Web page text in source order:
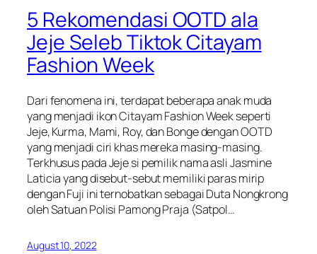
5 Rekomendasi OOTD ala
Jeje Seleb Tiktok Citayam
Fashion Week
Dari fenomena ini, terdapat beberapa anak muda
yang menjadi ikon Citayam Fashion Week seperti
Jeje, Kurma, Mami, Roy, dan Bonge dengan OOTD
yang menjadi ciri khas mereka masing-masing.
Terkhusus pada Jeje si pemilik nama asli Jasmine
Laticia yang disebut-sebut memiliki paras mirip
dengan Fuji ini ternobatkan sebagai Duta Nongkrong
oleh Satuan Polisi Pamong Praja (Satpol…
August 10, 2022